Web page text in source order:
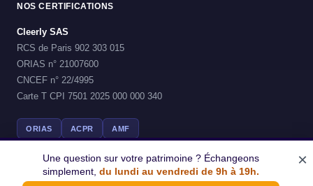
NOS CERTIFICATIONS
Cleerly SAS
RCS de Paris 902 303 015
ORIAS n° 21007600
CNCEF n° 22/4995
Carte T CPI 7501 2025 000 000 340
ORIAS ACPR AMF
Une question sur votre patrimoine ? Échangeons
simplement, du lundi au vendredi de 9h à 19h.
×